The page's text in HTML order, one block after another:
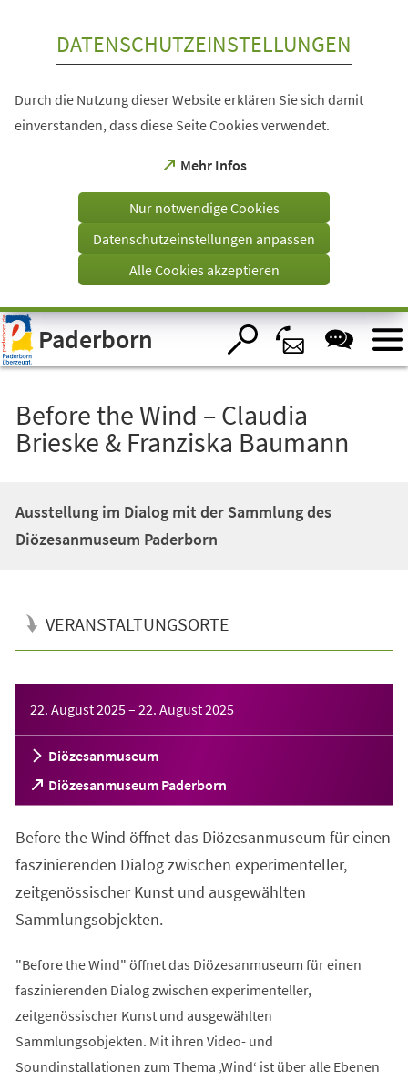
Visuelle
Assistenzsoftware
öffnen.
DATENSCHUTZEINSTELLUNGEN
Durch die Nutzung dieser Website erklären Sie sich damit
einverstanden, dass diese Seite Cookies verwendet.
Mehr Infos
(Öffnet
einem
Tab)
Nur notwendige Cookies
Datenschutzeinstellungen anpassen
Alle Cookies akzeptieren
Paderborn
Before the Wind – Claudia
Brieske & Franziska Baumann
Ausstellung im Dialog mit der Sammlung des
Diözesanmuseum Paderborn
VERANSTALTUNGSORTE
22. August 2025– 22. August 2025
Diözesanmuseum
Diözesanmuseum Paderborn
(Öffnet
in
neuen
Tab)
Before the Wind öffnet das Diözesanmuseum für einen
faszinierenden Dialog zwischen experimenteller,
zeitgenössischer Kunst und ausgewählten
Sammlungsobjekten.
"Before the Wind" öffnet das Diözesanmuseum für einen
faszinierenden Dialog zwischen experimenteller,
zeitgenössischer Kunst und ausgewählten
Sammlungsobjekten. Mit ihren Video- und
Soundinstallationen zum Thema ‚Wind‘ ist über alle Ebenen